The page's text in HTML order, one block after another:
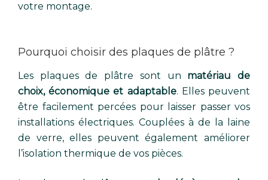
votre montage.
Pourquoi choisir des plaques de plâtre ?
Les plaques de plâtre sont un matériau de
choix, économique et adaptable. Elles peuvent
être facilement percées pour laisser passer vos
installations électriques. Couplées à de la laine
de verre, elles peuvent également améliorer
l’isolation thermique de vos pièces.